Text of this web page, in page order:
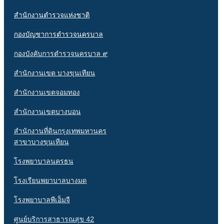
สำนักงานตำรวจแห่งชาติ
กองบัญชาการตำรวจนครบาล
กองบังคับการตำรวจนครบาล ๙
สำนักงานเขต บางขุนเทียน
สำนักงานเขตจอมทอง
สำนักงานเขตบางบอน
สำนักงานที่ดินกรุงเทพมหานคร
สาขาบางขุนเทียน
โรงพยาบาลนครธน
โรงเรียนพยาบาลบางมด
โรงพยาบาลพีเอ็มจี
ศูนย์บริการสาธารณสุข 42